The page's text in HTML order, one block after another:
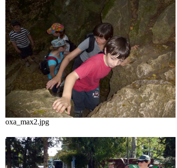
oxa_max2.jpg